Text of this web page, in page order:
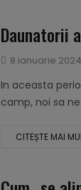
Daunatorii
Publicat
8 ianuarie 2024
In aceasta
camp, noi sa
CITEȘTE MAI